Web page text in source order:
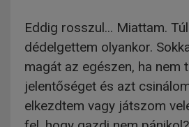
Eddig rosszul... Miattam.
dédelgettem olyankor.
magát az egészen, ha nem
jelentőséget és azt
elkezdtem vagy játszom